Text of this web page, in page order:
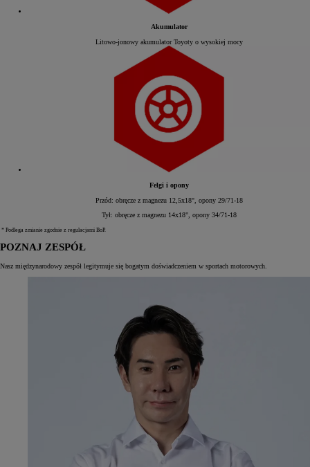
Akumulator
Litowo-jonowy akumulator Toyoty o wysokiej mocy
Felgi i opony
Przód: obręcze z magnezu 12,5x18", opony 29/71-18
Tył: obręcze z magnezu 14x18", opony 34/71-18
* Podlega zmianie zgodnie z regulacjami BoP.
POZNAJ ZESPÓŁ
Nasz międzynarodowy zespół legitymuje się bogatym doświadczeniem w sportach motorowych.